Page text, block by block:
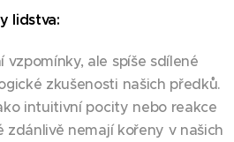
lidstva:
vzpomínky, ale spíše sdílené
zkušenosti našich předků.
intuitivní pocity nebo reakce
nemají kořeny v našich